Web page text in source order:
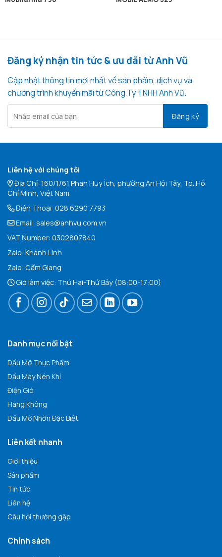
Đăng ký nhận tin tức & ưu đãi từ Anh Vũ
Cập nhật thông tin mới nhất về sản phẩm, dịch vụ và
chương trình khuyến mãi từ Công Ty TNHH Anh Vũ.
Liên hệ với chúng tôi
Địa Chỉ: 160/1/61 Phan Huy Ích, phường An Hội Tây, Tp. Hồ
Chí Minh, Việt Nam
Điện Thoại: 028 6290 7793
Email: sales@anhvu.com.vn
VAT Number: 0302807840
Zalo: Khánh Linh
Zalo: Cẩm Giang
Giờ làm việc: Thứ Hai-Thứ Bảy (08:00-17:00)
Danh mục nổi bật
Dầu Mỡ Thực Phẩm
Dầu Máy Nén Khí
Điện Gió
Hàng Không
Dầu Mỡ Nhờn Đặc Biệt
Liên kết nhanh
Giới thiệu
Sản phẩm
Tin tức
Liên hệ
Câu hỏi thường gặp
Chính sách